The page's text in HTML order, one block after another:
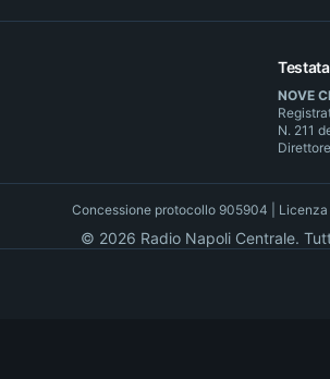
NOVE
N. 211
Concessione protocollo 905904 | Licenza
© 2026 Radio Napoli Centrale.